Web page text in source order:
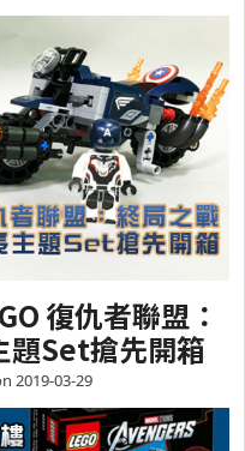
復仇者聯盟：
題Set搶先開箱
2019-03-29